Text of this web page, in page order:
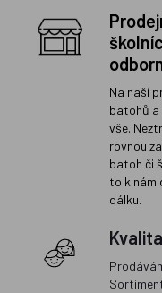
Na naší
batohů a
vše.
rovnou
batoh či
to k nám
dálku.